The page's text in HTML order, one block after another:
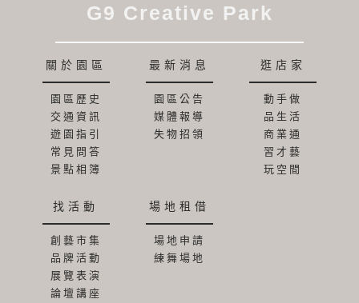
G9 Creative Park
關於園區
園區歷史
交通資訊
遊園指引
常見問答
景點相簿
最新消息
園區公告
媒體報導
失物招領
逛店家
動手做
品生活
商業通
習才藝
玩空間
找活動
創藝市集
品牌活動
展覽表演
論壇講座
場地租借
場地申請
練舞場地